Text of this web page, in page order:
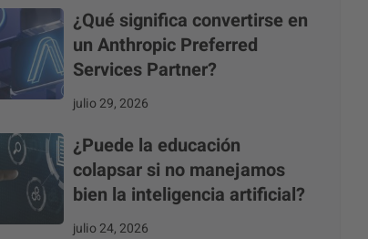
¿Qué significa convertirse en
un Anthropic Preferred
Services Partner?
julio 29, 2026
¿Puede la educación
colapsar si no manejamos
bien la inteligencia artificial?
julio 24, 2026